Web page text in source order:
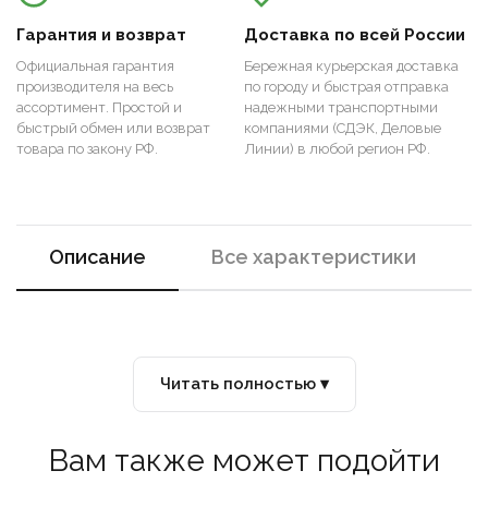
Гарантия и возврат
Официальная гарантия
производителя на весь
ассортимент. Простой и
быстрый обмен или возврат
товара по закону РФ.
Доставка по всей России
Бережная курьерская доставка
по городу и быстрая отправка
надежными транспортными
компаниями (СДЭК, Деловые
Линии) в любой регион РФ.
Описание Все характеристики
Читать полностью ▾
Вам также может подойти